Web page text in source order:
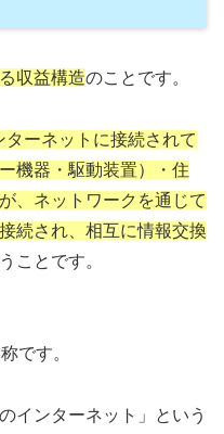
収益構造のことです。
ターネットに接続されて
機器・駆動装置）・住
、ネットワークを通じて
続され、相互に情報交換
ことです。
です。
インターネット」という